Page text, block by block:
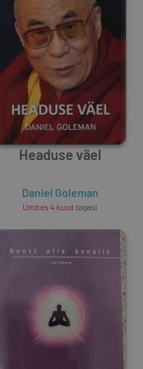
Headuse väel
Daniel Goleman
Umbes 4 kuud tagasi